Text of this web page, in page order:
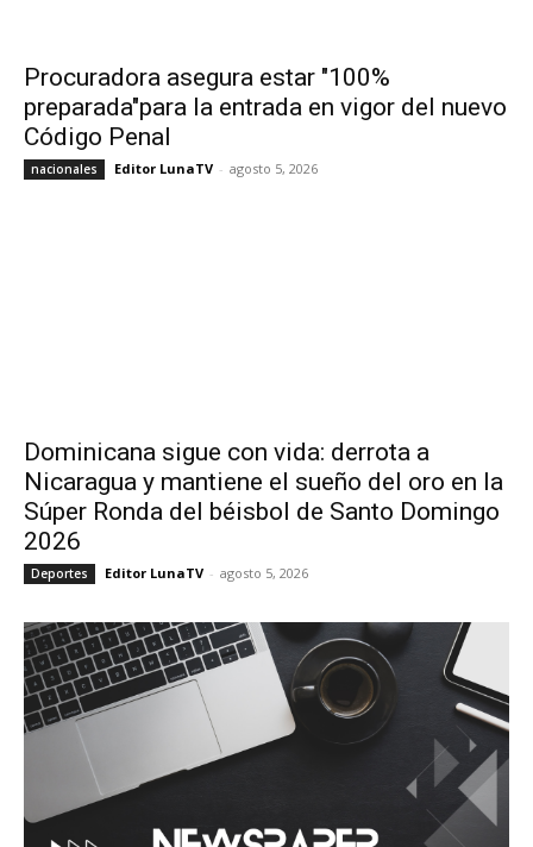
Procuradora asegura estar "100%
preparada"para la entrada en vigor del nuevo
Código Penal
nacionales Editor LunaTV - agosto 5, 2026
Dominicana sigue con vida: derrota a
Nicaragua y mantiene el sueño del oro en la
Súper Ronda del béisbol de Santo Domingo
2026
Deportes Editor LunaTV - agosto 5, 2026